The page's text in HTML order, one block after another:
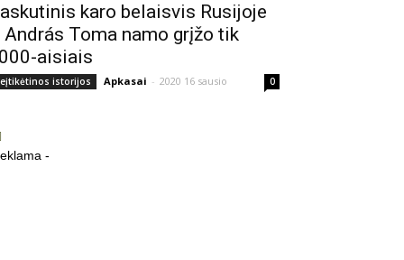
karo belaisvis Rusijoje
András Toma namo grįžo tik
aisiais
istorijos Apkasai - 2020 16 sausio 0
-